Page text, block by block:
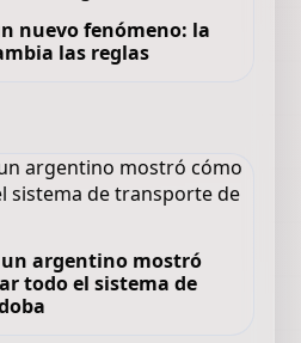
nuevo fenómeno: la
las reglas
un argentino mostró
todo el sistema de